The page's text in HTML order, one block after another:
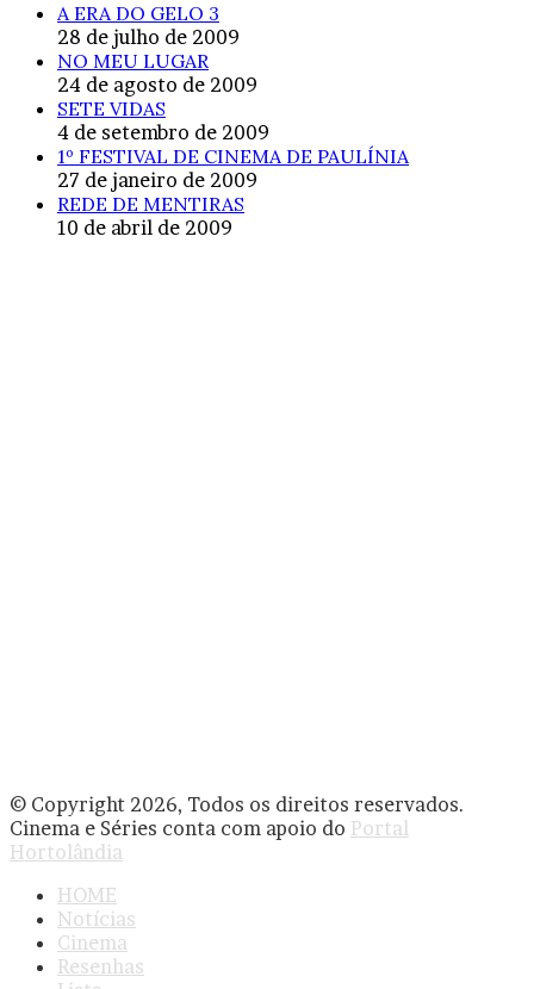
A ERA DO GELO 3
28 de julho de 2009
NO MEU LUGAR
24 de agosto de 2009
SETE VIDAS
4 de setembro de 2009
1º FESTIVAL DE CINEMA DE PAULÍNIA
27 de janeiro de 2009
REDE DE MENTIRAS
10 de abril de 2009
© Copyright 2026, Todos os direitos reservados.
Cinema e Séries conta com apoio do Portal
Hortolândia
HOME
Notícias
Cinema
Resenhas